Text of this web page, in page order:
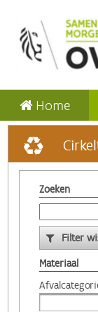
Home
Zoeken
Filter
Materiaal